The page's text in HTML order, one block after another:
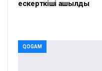
ескерткіші ашылды
QOGAM